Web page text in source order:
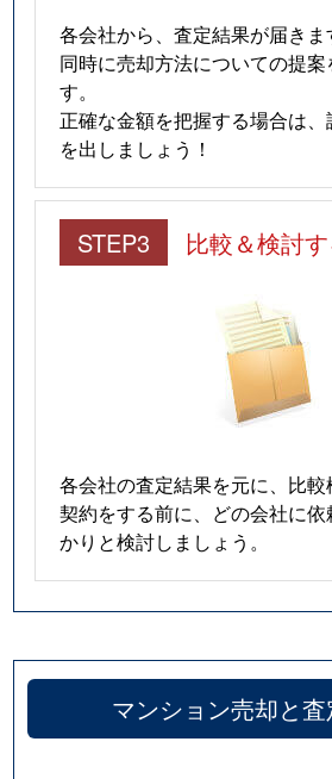
各会社から、査定結果が届きま
同時に売却方法についての提案
す。
正確な金額を把握する場合は
を出しましょう！
STEP3 比較＆検討
各会社の査定結果を元に、比較
契約をする前に、どの会社に依
かりと検討しましょう。
マンション売却と